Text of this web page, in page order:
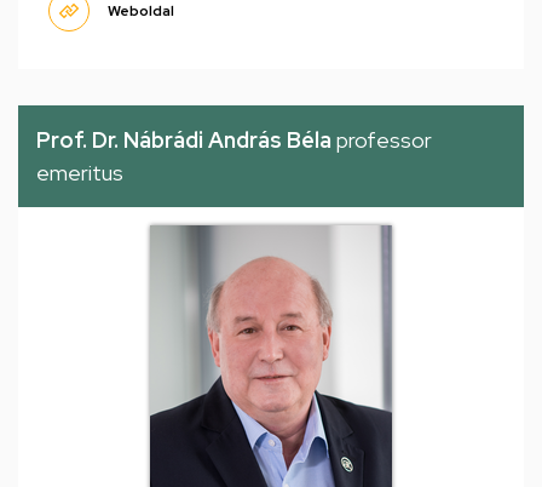
Weboldal
Prof. Dr. Nábrádi András Béla professor
emeritus